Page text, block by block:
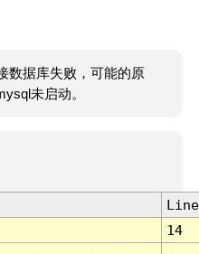
数据库失败，可能的原
未启动。
Line
14